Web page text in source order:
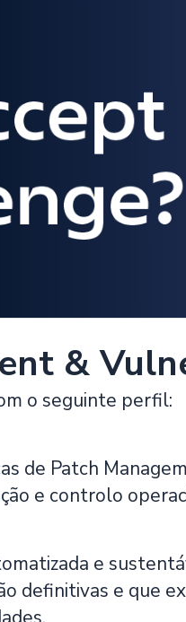
&
o seguinte perfil:
de Patch
e controlo
e
definitivas e que